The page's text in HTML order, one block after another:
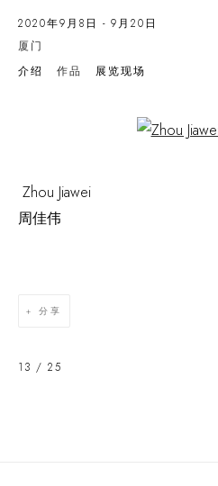
2020年9月8日 - 9月20日
厦门
介绍
作品 展览现场
Open a larger version of
Zhou Jiawei
周佳伟
分享
13 / 25